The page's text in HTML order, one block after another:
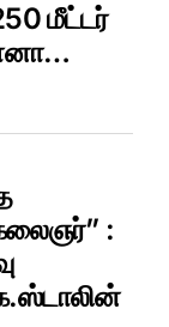
மீட்டர்
கலைஞர்” :